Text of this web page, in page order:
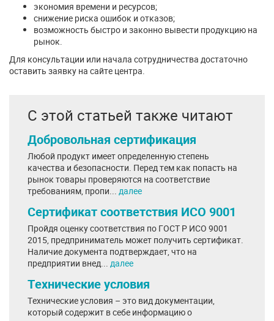
экономия времени и ресурсов;
снижение риска ошибок и отказов;
возможность быстро и законно вывести продукцию на
рынок.
Для консультации или начала сотрудничества достаточно
оставить заявку на сайте центра.
С этой статьей также читают
Добровольная сертификация
Любой продукт имеет определенную степень
качества и безопасности. Перед тем как попасть на
рынок товары проверяются на соответствие
требованиям, пропи... далее
Сертификат соответствия ИСО 9001
Пройдя оценку соответствия по ГОСТ Р ИСО 9001
2015, предприниматель может получить сертификат.
Наличие документа подтверждает, что на
предприятии внед... далее
Технические условия
Технические условия – это вид документации,
который содержит в себе информацию о